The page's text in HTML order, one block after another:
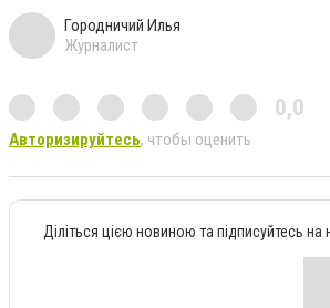
Городничий Илья
Журналист
0,0
Авторизируйтесь, чтобы оценить
Діліться цією новиною та підписуйтесь на